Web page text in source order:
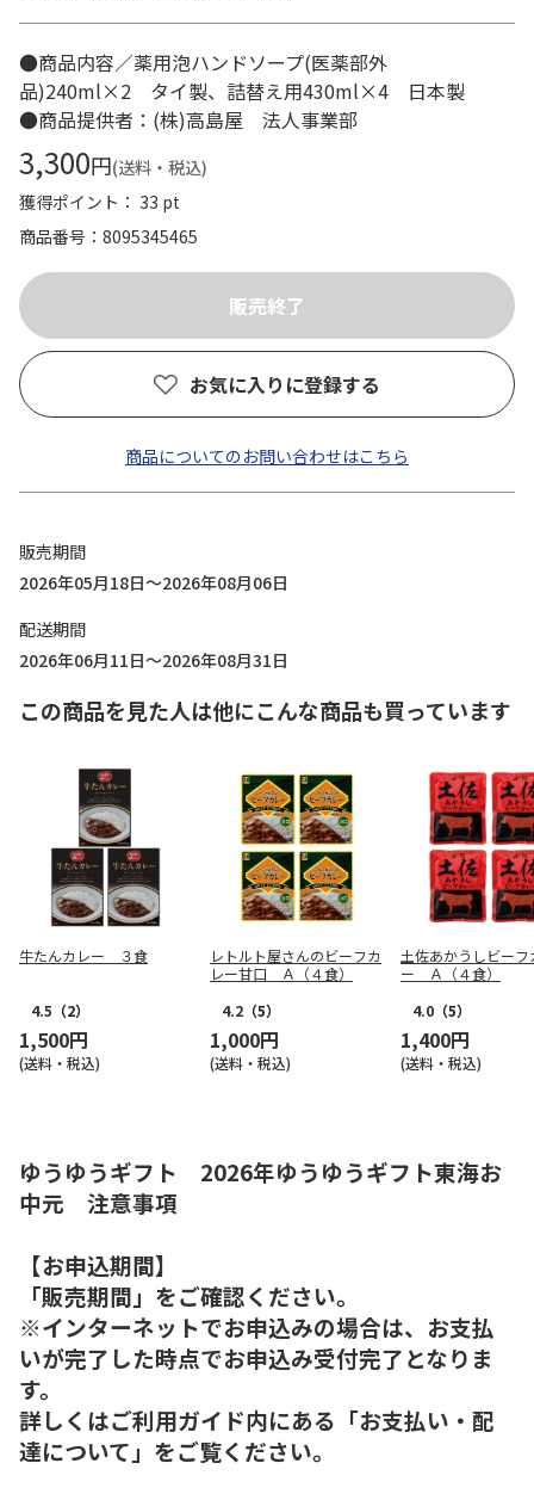
●商品内容／薬用泡ハンドソープ(医薬部外
品)240ml×2 タイ製、詰替え用430ml×4 日本製
●商品提供者：(株)高島屋 法人事業部
3,300円(送料・税込)
獲得ポイント： 33 pt
商品番号
8095345465
お気に入りに登録する
商品についてのお問い合わせはこちら
販売期間
2026年05月18日～2026年08月06日
配送期間
2026年06月11日～2026年08月31日
この商品を見た人は他にこんな商品も買っています
牛たんカレー ３食
4.5 （2）
1,500円
(送料・税込)
レトルト屋さんのビーフカ
レー甘口 Ａ（４食）
4.2 （5）
1,000円
(送料・税込)
土佐あかうしビーフ
ー Ａ（４食）
4.0 （5）
1,400円
(送料・税込)
ゆうゆうギフト 2026年ゆうゆうギフト東海お
中元 注意事項
【お申込期間】
「販売期間」をご確認ください。
※インターネットでお申込みの場合は、お支払
いが完了した時点でお申込み受付完了となりま
す。
詳しくはご利用ガイド内にある「お支払い・配
達について」をご覧ください。